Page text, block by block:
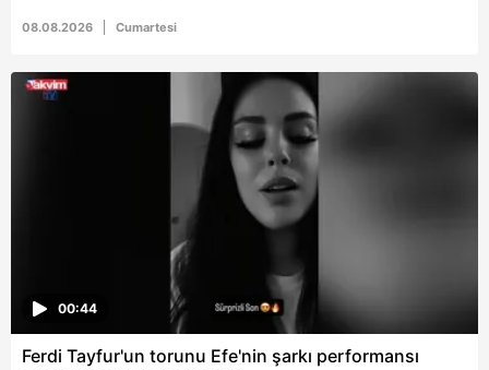
08.08.2026 Cumartesi
00:44
Ferdi Tayfur'un torunu Efe'nin şarkı performansı